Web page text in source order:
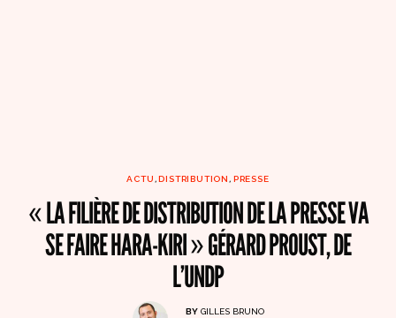
ACTU , DISTRIBUTION , PRESSE
« LA FILIÈRE DE DISTRIBUTION DE LA PRESSE VA
SE FAIRE HARA-KIRI » GÉRARD PROUST, DE
L’UNDP
BY GILLES BRUNO